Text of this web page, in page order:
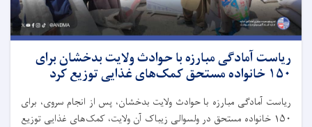
ریاست آمادگی مبارزه با حوادث ولایت بدخشان برای
۱۵۰ خانواده مستحق کمک‌های غذایی توزیع کرد
ریاست آمادگی مبارزه با حوادث ولایت بدخشان، پس از انجام سروی، برای
۱۵۰ خانواده مستحق در ولسوالی زیباک آن ولایت، کمک‌های غذایی توزیع